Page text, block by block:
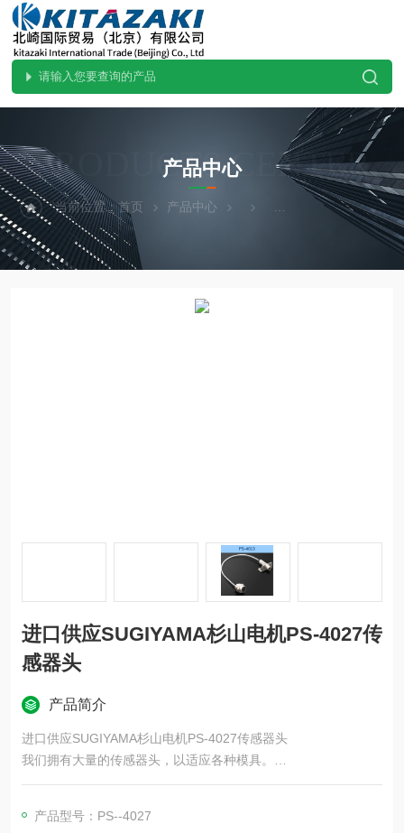
PRODUCTS CENTER
产品中心
当前位置：首页 产品中心 SUGIYAMA杉山电机
进口供应SUGIYAMA杉山电机PS-4027传
感器头
产品简介
进口供应SUGIYAMA杉山电机PS-4027传感器头
我们拥有大量的传感器头，以适应各种模具。
所有电气性能都相同，只是外部尺寸不同。
产品型号：PS--4027